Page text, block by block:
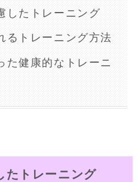
したトレーニング
るトレーニング方法
た健康的なトレーニ
たトレーニング